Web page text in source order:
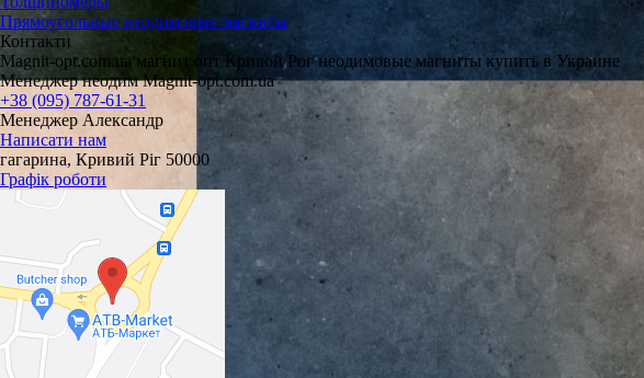
Прямоугольные неодимовые магниты
Контакти
Magnit-opt.com.ua магнит опт Кривой Рог неодимовые магниты купить в Украине
Менеджер неодим Magnit-opt.com.ua
+38 (095) 787-61-31
Менеджер Александр
Написати нам
гагарина, Кривий Ріг 50000
Графік роботи